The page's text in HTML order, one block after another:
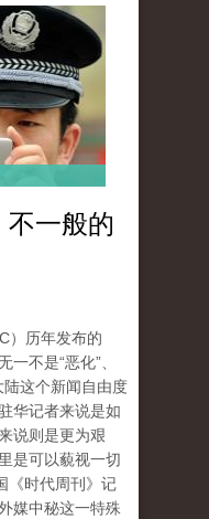
一般的
）历年发布的
一不是“恶化”、
陆这个新闻自由度
华记者来说是如
说则是更为艰
是可以藐视一切
《时代周刊》记
媒中秘这一特殊